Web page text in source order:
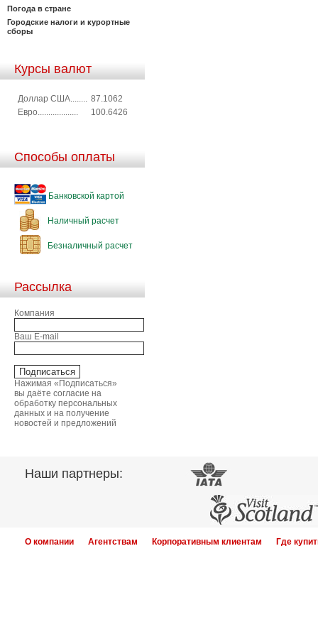
Погода в стране
Городские налоги и курортные
сборы
Курсы валют
Доллар США........ 87.1062
Евро...................
100.6426
Способы оплаты
Банковской картой
Наличный расчет
Безналичный расчет
Рассылка
Компания
Ваш E-mail
Нажимая «Подписаться»
вы даёте согласие на
обработку персональных
данных и на получение
новостей и предложений
Наши партнеры:
О компании Агентствам Корпоративным клиентам Где